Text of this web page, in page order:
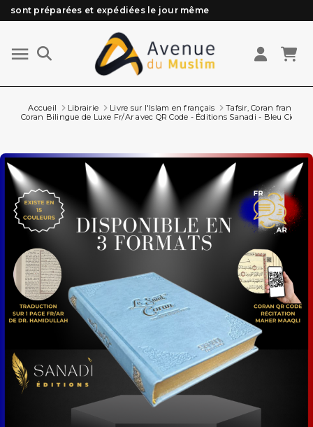
Besoin d'aide ? Retrouvez notre FAQ
Livraison offerte à partir de 89€ d'achat*
Les Commandes passées avant 15h (lun au Vend)
sont préparées et expédiées le jour même
Accueil Librairie Livre sur l'Islam en français
Tafsir, Coran français
Coran Bilingue de Luxe Fr/Ar avec QR Code - Éditions Sanadi - Bleu Ciel en